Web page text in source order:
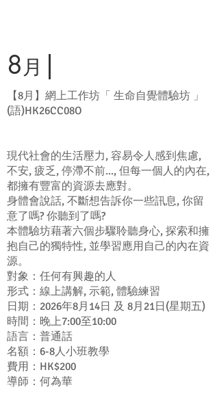
8月 |
【8月】網上工作坊「 生命自覺體驗坊 」
(語)HK26CC08O
現代社會的生活壓力, 容易令人感到焦慮,
不安, 疲乏, 停滯不前..., 但每一個人的內在,
都擁有豐富的資源去應對。
身體會說話, 不斷想告訴你一些訊息, 你留
意了嗎? 你聽到了嗎?
本體驗坊藉著六個步驟聆聽身心, 探索和擁
抱自己的獨特性, 並學習應用自己的內在資
源。
對象：任何有興趣的人
形式：線上講解, 示範, 體驗練習
日期：2026年8月14日 及 8月21日(星期五)
時間：晚上7:00至10:00
語言：普通話
名額：6-8人小班教學
費用：HK$200
導師：何為華